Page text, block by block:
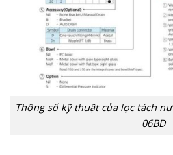
Thông số kỹ thuật của lọc tách
06BD